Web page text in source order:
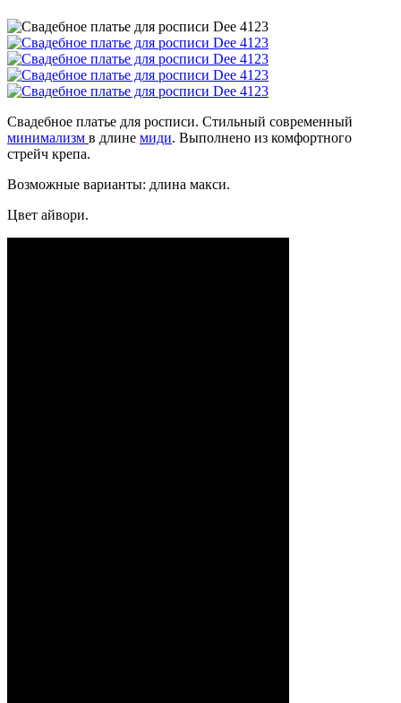
Свадебное платье для росписи. Стильный современный
минимализм в длине миди. Выполнено из комфортного
стрейч крепа.
Возможные варианты: длина макси.
Цвет айвори.